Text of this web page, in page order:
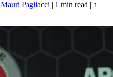
Mauri Pagliacci | 1 min read | ↑